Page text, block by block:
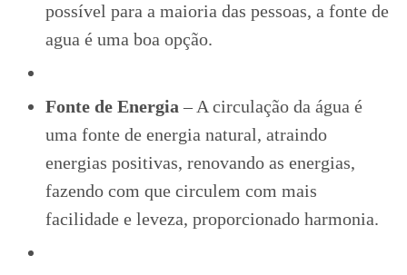
possível para a maioria das pessoas, a fonte de
agua é uma boa opção.
Fonte de Energia – A circulação da água é
uma fonte de energia natural, atraindo
energias positivas, renovando as energias,
fazendo com que circulem com mais
facilidade e leveza, proporcionado harmonia.